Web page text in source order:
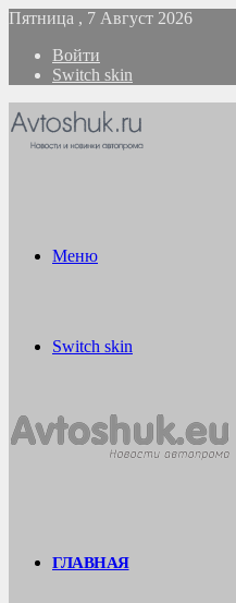
Пятница , 7 Август 2026
Войти
Switch skin
Меню
Switch skin
ГЛАВНАЯ